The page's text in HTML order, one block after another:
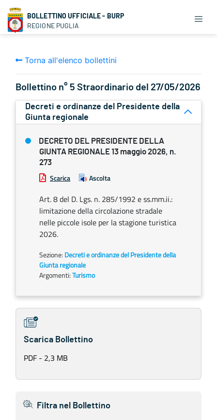
BOLLETTINO UFFICIALE - BURP
REGIONE PUGLIA
Torna all'elenco bollettini
Bollettino n° 5 Straordinario del 27/05/2026
Decreti e ordinanze del Presidente della
Giunta regionale
DECRETO DEL PRESIDENTE DELLA
GIUNTA REGIONALE 13 maggio 2026, n.
273
Scarica Ascolta
Art. 8 del D. Lgs. n. 285/1992 e ss.mm.ii.:
limitazione della circolazione stradale
nelle piccole isole per la stagione turistica
2026.
Sezione: Decreti e ordinanze del Presidente della
Giunta regionale
Argomenti:Turismo
Scarica Bollettino
PDF - 2,3 MB
Filtra nel Bollettino